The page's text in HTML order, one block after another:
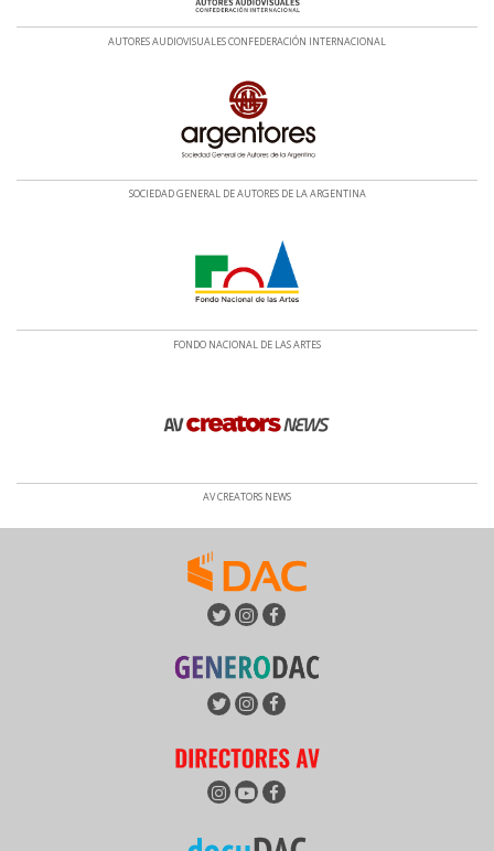
AUTORES AUDIOVISUALES CONFEDERACIÓN INTERNACIONAL
SOCIEDAD GENERAL DE AUTORES DE LA ARGENTINA
FONDO NACIONAL DE LAS ARTES
AV CREATORS NEWS